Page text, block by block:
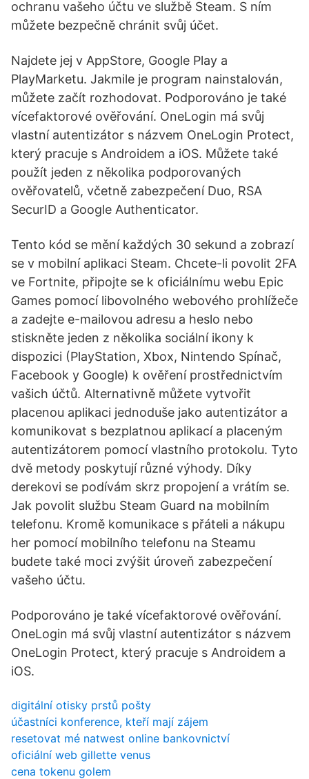
ochranu vašeho účtu ve službě Steam. S ním
můžete bezpečně chránit svůj účet.
Najdete jej v AppStore, Google Play a
PlayMarketu. Jakmile je program nainstalován,
můžete začít rozhodovat. Podporováno je také
vícefaktorové ověřování. OneLogin má svůj
vlastní autentizátor s názvem OneLogin Protect,
který pracuje s Androidem a iOS. Můžete také
použít jeden z několika podporovaných
ověřovatelů, včetně zabezpečení Duo, RSA
SecurID a Google Authenticator.
Tento kód se mění každých 30 sekund a zobrazí
se v mobilní aplikaci Steam. Chcete-li povolit 2FA
ve Fortnite, připojte se k oficiálnímu webu Epic
Games pomocí libovolného webového prohlížeče
a zadejte e-mailovou adresu a heslo nebo
stiskněte jeden z několika sociální ikony k
dispozici (PlayStation, Xbox, Nintendo Spínač,
Facebook y Google) k ověření prostřednictvím
vašich účtů. Alternativně můžete vytvořit
placenou aplikaci jednoduše jako autentizátor a
komunikovat s bezplatnou aplikací a placeným
autentizátorem pomocí vlastního protokolu. Tyto
dvě metody poskytují různé výhody. Díky
derekovi se podívám skrz propojení a vrátím se.
Jak povolit službu Steam Guard na mobilním
telefonu. Kromě komunikace s přáteli a nákupu
her pomocí mobilního telefonu na Steamu
budete také moci zvýšit úroveň zabezpečení
vašeho účtu.
Podporováno je také vícefaktorové ověřování.
OneLogin má svůj vlastní autentizátor s názvem
OneLogin Protect, který pracuje s Androidem a
iOS.
digitální otisky prstů pošty
účastníci konference, kteří mají zájem
resetovat mé natwest online bankovnictví
oficiální web gillette venus
cena tokenu golem